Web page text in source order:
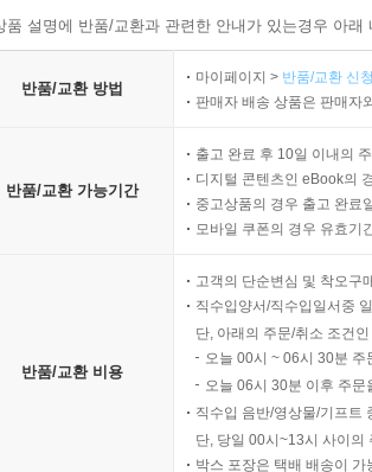
설명에 반품/교환과 관련한 안내가 있는경우 아
반품/교환 방법
마이페이지 > 반품/교환 신
판매자 배송 상품은 판매자
반품/교환 가능기간
출고 완료 후 10일 이내의
디지털 콘텐츠인 eBook의
중고상품의 경우 출고 완료
모바일 쿠폰의 경우 유효기
반품/교환 비용
고객의 단순변심 및 착오구
직수입양서/직수입일서중
단, 아래의 주문/취소 조건
오늘 00시 ~ 06시 30분
오늘 06시 30분 이후 주
직수입 음반/영상물/기프트
단, 당일 00시~13시 사이의
박스 포장은 택배 배송이